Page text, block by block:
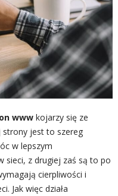
wwwkojarzy się ze
strony jest to szereg
w lepszym
sieci, z drugiej zaś są to po
cierpliwości i
Jak więc działa